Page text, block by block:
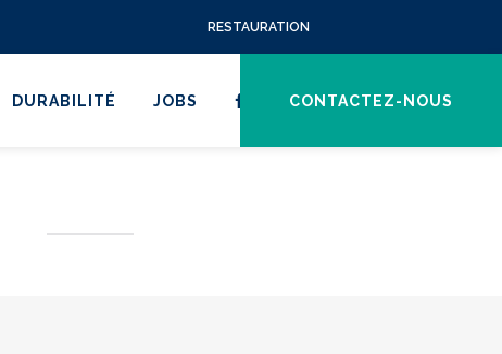
RESTAURATION
DURABILITÉ JOBS CONTACTEZ-NOUS